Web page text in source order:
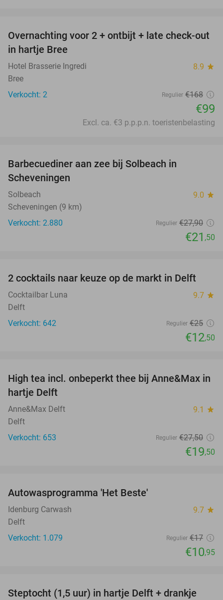
41%
TODAY
Overnachting voor 2 + ontbijt + late check-out
in hartje Bree
Hotel Brasserie Ingredi 8.9 star
Bree
Verkocht: 2
Regulier €168
€99
Excl. ca. €3 p.p.p.n. toeristenbelasting
Barbecuediner aan zee bij Solbeach in
Scheveningen
Solbeach 9.0 star
Scheveningen (9 km)
Verkocht: 2.880
Regulier €27,90
€21 ,50
50%
2 cocktails naar keuze op de markt in Delft
Cocktailbar Luna 9.7 star
Delft
Verkocht: 642
Regulier €25
€12,50
29%
High tea incl. onbeperkt thee bij Anne&Max in
hartje Delft
Anne&Max Delft 9.1 star
Delft
Verkocht: 653
Regulier €27,50
€19,50
Autowasprogramma 'Het Beste'
Idenburg Carwash 9.7 star
Delft
Verkocht: 1.079
Regulier €17
€10,95
Steptocht (1,5 uur) in hartje Delft + drankje